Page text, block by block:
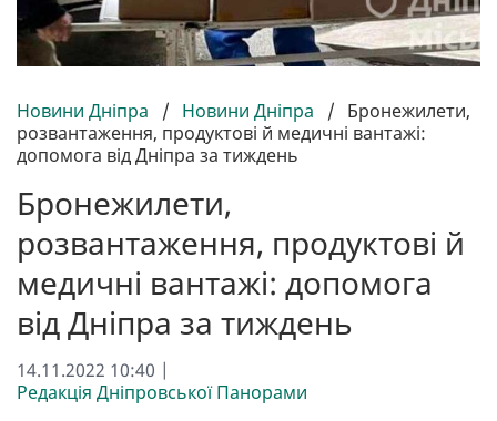
Новини Дніпра / Новини Дніпра / Бронежилети,
розвантаження, продуктові й медичні вантажі:
допомога від Дніпра за тиждень
Бронежилети,
розвантаження, продуктові й
медичні вантажі: допомога
від Дніпра за тиждень
14.11.2022 10:40 |
Редакція Дніпровської Панорами